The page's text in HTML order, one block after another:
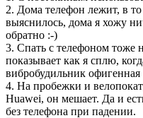
2. Дома телефон лежит, в
выяснилось, дома я хожу
обратно :-)
3. Спать с телефоном
показывает как я сплю,
вибробудильник офигенная
4. На пробежки и
Huawei, он мешает. Да и
без телефона при падении.